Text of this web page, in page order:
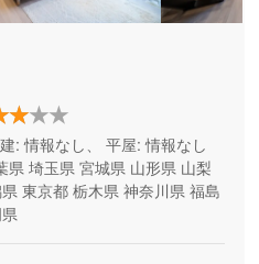
: 情報なし、 平屋: 情報なし
県 埼玉県 宮城県 山形県 山梨
東京都 栃木県 神奈川県 福島